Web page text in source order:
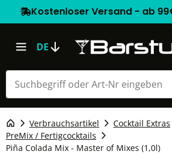
Kostenloser Versand - ab
DE
Verbrauchsartikel
Cocktail Extras
PreMix / Fertigcocktails
Piña Colada Mix - Master of Mixes (1,0l)